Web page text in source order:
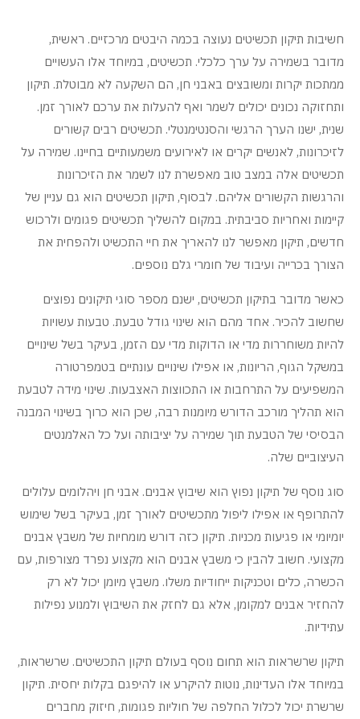
חשיבות תיקון תכשיטים נעוצה בכמה היבטים מרכזיים. ראשית,
מדובר בשמירה על ערך כלכלי. תכשיטים, במיוחד אלו העשויים
ממתכות יקרות ומשובצים באבני חן, הם השקעה לא מבוטלת. תיקון
ותחזוקה נכונים יכולים לשמר ואף להעלות את ערכם לאורך זמן.
שנית, ישנו הערך הרגשי והסנטימנטלי. תכשיטים רבים קשורים
לזיכרונות, לאנשים יקרים או לאירועים משמעותיים בחיינו. שמירה על
תכשיטים אלה במצב טוב מאפשרת לנו לשמר את הזיכרונות
והרגשות הקשורים אליהם. לבסוף, תיקון תכשיטים הוא גם עניין של
קיימות ואחריות סביבתית. במקום להשליך תכשיטים פגומים ולרכוש
חדשים, תיקון מאפשר לנו להאריך את חיי התכשיט ולהפחית את
הצורך בכרייה ועיבוד של חומרי גלם נוספים.
כאשר מדובר בתיקון תכשיטים, ישנם מספר סוגי תיקונים נפוצים
שחשוב להכיר. אחד מהם הוא שינוי גודל טבעת. טבעות עשויות
להיות משוחררות מדי או הדוקות מדי עם הזמן, בעיקר בשל שינויים
במשקל הגוף, הריונות, או אפילו שינויים עונתיים בטמפרטורה
המשפיעים על התרחבות או התכווצות האצבעות. שינוי מידה לטבעת
הוא תהליך מורכב הדורש מיומנות רבה, שכן הוא כרוך בשינוי המבנה
הבסיסי של הטבעת תוך שמירה על יציבותה ועל כל האלמנטים
העיצוביים שלה.
סוג נוסף של תיקון נפוץ הוא שיבוץ אבנים. אבני חן ויהלומים עלולים
להתרופף או אפילו ליפול מתכשיטים לאורך זמן, בעיקר בשל שימוש
יומיומי או פגיעות מכניות. תיקון כזה דורש מומחיות של משבץ אבנים
מקצועי. חשוב להבין כי משבץ אבנים הוא מקצוע נפרד מצורפות, עם
הכשרה, כלים וטכניקות ייחודיות משלו. משבץ מיומן יכול לא רק
להחזיר אבנים למקומן, אלא גם לחזק את השיבוץ ולמנוע נפילות
עתידיות.
תיקון שרשראות הוא תחום נוסף בעולם תיקון התכשיטים. שרשראות,
במיוחד אלו העדינות, נוטות להיקרע או להיפגם בקלות יחסית. תיקון
שרשרת יכול לכלול החלפה של חוליות פגומות, חיזוק מחברים